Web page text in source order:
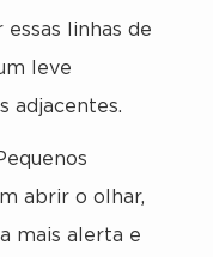
essas linhas de
leve
adjacentes.
abrir o olhar,
mais alerta e